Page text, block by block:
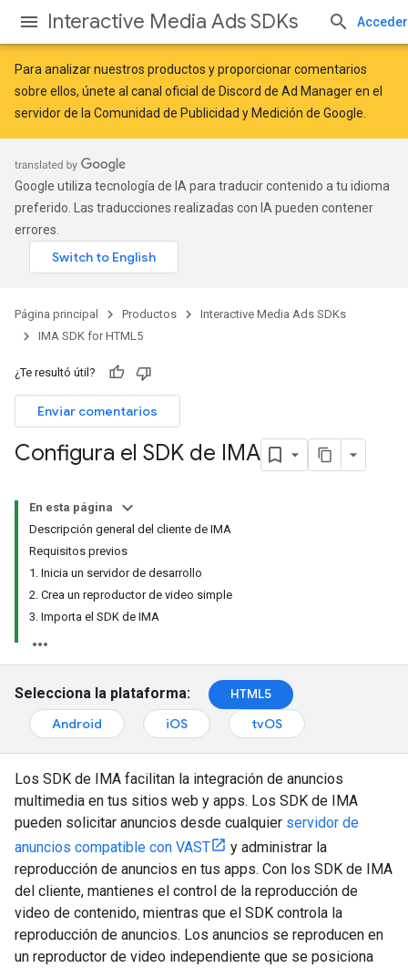
Interactive Media Ads SDKs Acceder
Para analizar nuestros productos y proporcionar comentarios
sobre ellos, únete al canal oficial de Discord de Ad Manager en el
servidor de la Comunidad de Publicidad y Medición de Google
Google utiliza tecnología de IA para traducir contenido a tu idioma
preferido. Las traducciones realizadas con IA pueden contener
errores.
Página principal Productos
Interactive Media Ads SDKs
IMA SDK for HTML5
¿Te resultó útil?
Enviar comentarios
Configura el SDK de IMA
En esta página
Descripción general del cliente de IMA
Requisitos previos
1. Inicia un servidor de desarrollo
2. Crea un reproductor de video simple
3. Importa el SDK de IMA
Selecciona la plataforma:
HTML5
Android
iOS tvOS
Los SDK de IMA facilitan la integración de anuncios
multimedia en tus sitios web y apps. Los SDK de IMA
pueden solicitar anuncios desde cualquier servidor de
anuncios compatible con VAST
y administrar la
reproducción de anuncios en tus apps. Con los SDK de IMA
del cliente, mantienes el control de la reproducción de
video de contenido, mientras que el SDK controla la
reproducción de anuncios. Los anuncios se reproducen en
un reproductor de video independiente que se posiciona